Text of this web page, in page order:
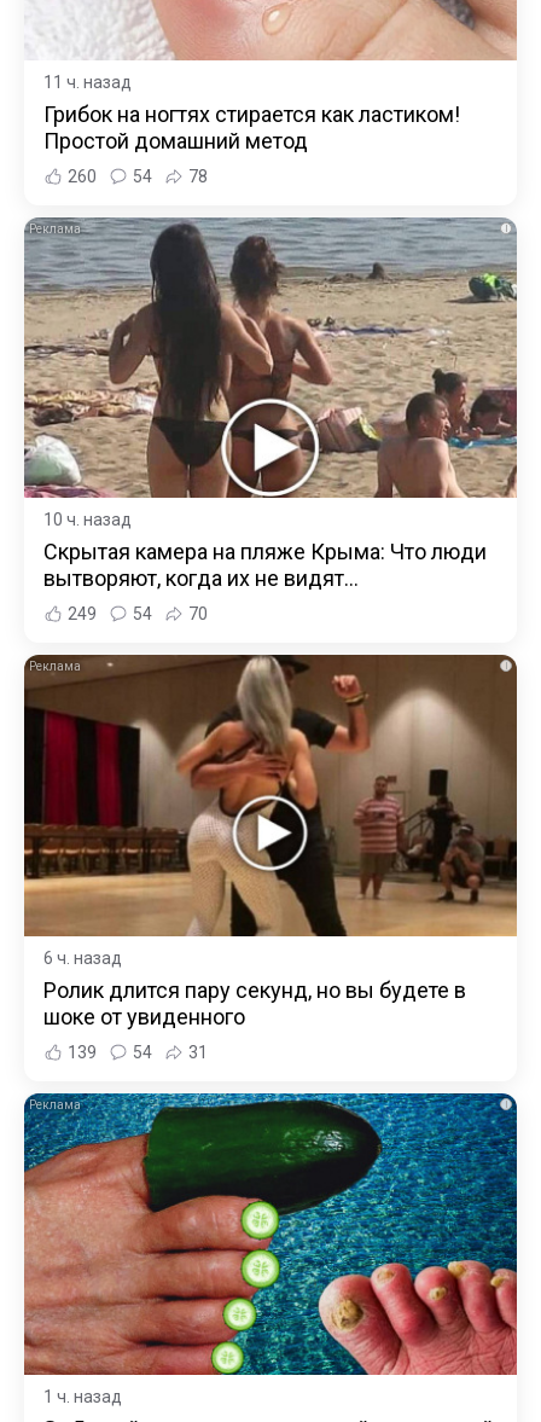
11 ч. назад
Грибок на ногтях стирается как ластиком!
Простой домашний метод
260 54 78
i
10 ч. назад
Скрытая камера на пляже Крыма: Что люди
вытворяют, когда их не видят...
249 54 70
i
6 ч. назад
Ролик длится пару секунд, но вы будете в
шоке от увиденного
139 54 31
i
1 ч. назад